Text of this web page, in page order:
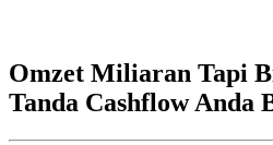
Omzet Miliaran Tapi
Tanda Cashflow Anda